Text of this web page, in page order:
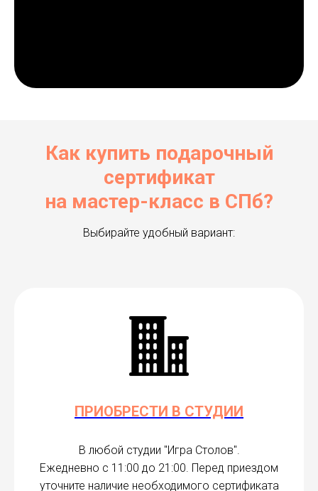
Как купить подарочный
сертификат
на мастер-класс в СПб?
Выбирайте удобный вариант:
ПРИОБРЕСТИ В СТУДИИ
В любой студии "Игра Столов".
Ежедневно с 11:00 до 21:00. Перед приездом
уточните наличие необходимого сертификата